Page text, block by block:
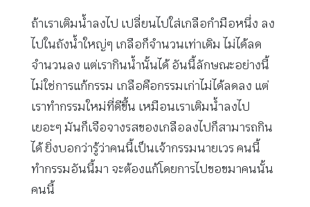
ถ้าเราเติมน้ำลงไป เปลี่ยนไปใส่เกลือกำมือหนึ่ง ลง
ไปในถังน้ำใหญ่ๆ เกลือก็จำนวนเท่าเดิม ไม่ได้ลด
จำนวนลง แต่เรากินน้ำนั้นได้ อันนี้ลักษณะอย่างนี้
ไม่ใช่การแก้กรรม เกลือคือกรรมเก่าไม่ได้ลดลง แต่
เราทำกรรมใหม่ที่ดีขึ้น เหมือนเราเติมน้ำลงไป
เยอะๆ มันก็เจือจางรสของเกลือลงไปก็สามารถกิน
ได้ ยิ่งบอกว่ารู้ว่าคนนี้เป็นเจ้ากรรมนายเวร คนนี้
ทำกรรมอันนี้มา จะต้องแก้โดยการไปขอขมาคนนั้น
คนนี้